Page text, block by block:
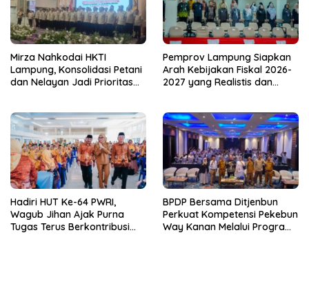
Mirza Nahkodai HKTI
Lampung, Konsolidasi Petani
dan Nelayan Jadi Prioritas
Pemprov Lampung Siapkan
Arah Kebijakan Fiskal 2026-
2027 yang Realistis dan
Hadiri HUT Ke-64 PWRI,
Wagub Jihan Ajak Purna
Tugas Terus Berkontribusi
BPDP Bersama Ditjenbun
Perkuat Kompetensi Pekebun
Way Kanan Melalui Program